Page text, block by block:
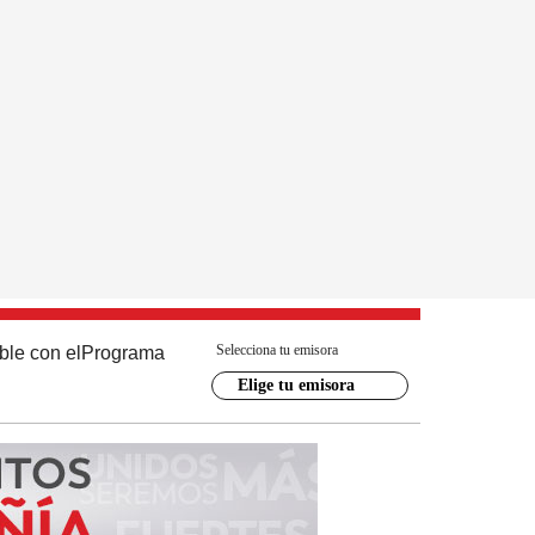
con el Programa Selecciona tu emisora
Elige tu emisora